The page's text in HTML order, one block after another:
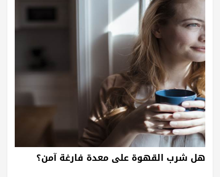
هل شرب القهوة على معدة فارغة آمن؟